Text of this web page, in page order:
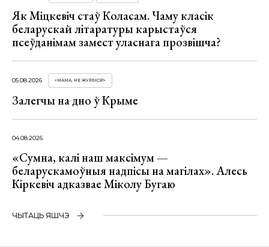
Як Міцкевіч стаў Коласам. Чаму класік
беларускай літаратуры карыстаўся
псеўданімам замест уласнага прозвішча?
05.08.2026 «МАМА, НЕ ЖУРЫСЯ!»
Залегчы на дно ў Крыме
04.08.2026
«Сумна, калі наш максімум —
беларускамоўныя надпісы на магілах». Алесь
Кіркевіч адказвае Міколу Бугаю
ЧЫТАЦЬ ЯШЧЭ